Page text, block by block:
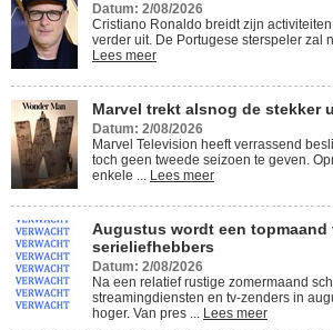
Datum: 2/08/2026
Cristiano Ronaldo breidt zijn
verder uit. De Portugese sterspeler zal
Lees meer
Marvel trekt alsnog de stekker
Datum: 2/08/2026
Marvel Television heeft verrassend
toch geen tweede seizoen te geven.
enkele ... Lees meer
Augustus wordt een topmaand
serieliefhebbers
Datum: 2/08/2026
Na een relatief rustige zomermaand
streamingdiensten en tv-zenders in
hoger. Van pres ... Lees meer